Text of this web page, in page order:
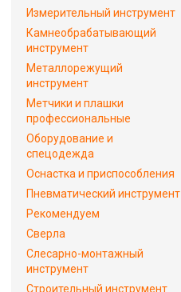
Измерительный инструмент
Камнеобрабатывающий
инструмент
Металлорежущий
инструмент
Метчики и плашки
профессиональные
Оборудование и
спецодежда
Оснастка и приспособления
Пневматический инструмент
Рекомендуем
Сверла
Слесарно-монтажный
инструмент
Строительный инструмент